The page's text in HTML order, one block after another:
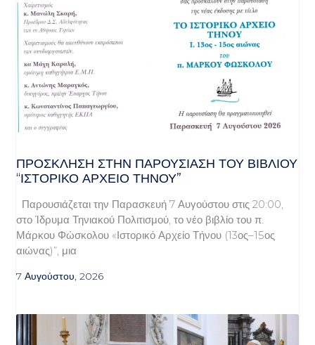
ΠΡΌΣΚΛΗΣΗ ΣΤΗΝ ΠΑΡΟΥΣΊΑΣΗ ΤΟΥ ΒΙΒΛΊΟΥ
“ΙΣΤΟΡΙΚΌ ΑΡΧΕΊΟ ΤΉΝΟΥ”
Παρουσιάζεται την Παρασκευή 7 Αυγούστου στις 20:00,
στο Ίδρυμα Τηνιακού Πολιτισμού, το νέο βιβλίο του π.
Μάρκου Φώσκολου «Ιστορικό Αρχείο Τήνου (13ος–15ος
αιώνας)”, μια
7 Αυγούστου, 2026